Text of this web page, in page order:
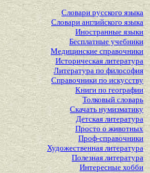
Словари русского языка
Словари английского языка
Иностранные языки
Бесплатные учебники
Медицинские справочники
Историческая литература
Литература по философия
Справочники по искусству
Книги по географии
Толковый словарь
Скачать нумизматику
Детская литература
Просто о животных
Проф-справочники
Художественная литература
Полезная литература
Интересные хобби